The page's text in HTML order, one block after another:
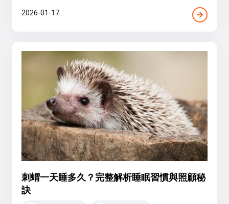
2026-01-17
刺蝟一天睡多久？完整解析睡眠習慣與照顧秘
訣